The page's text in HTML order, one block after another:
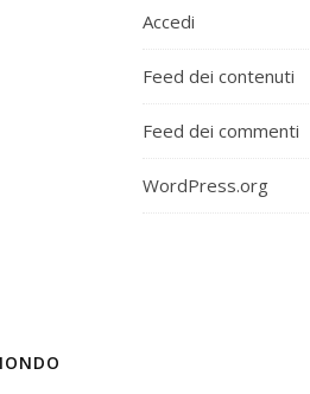
Accedi
Feed dei contenuti
Feed dei commenti
WordPress.org